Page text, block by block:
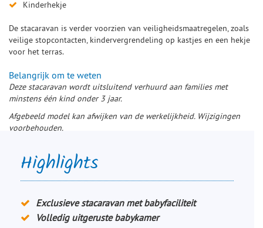
Kinderhekje
De stacaravan is verder voorzien van veiligheidsmaatregelen, zoals
veilige stopcontacten, kindervergrendeling op kastjes en een hekje
voor het terras.
Belangrijk om te weten
Deze stacaravan wordt uitsluitend verhuurd aan families met
minstens één kind onder 3 jaar.
Afgebeeld model kan afwijken van de werkelijkheid. Wijzigingen
voorbehouden.
Highlights
Exclusieve stacaravan met babyfaciliteit
Volledig uitgeruste babykamer